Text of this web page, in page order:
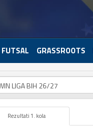
FUTSAL GRASSROOTS
Rezultati 1. kola